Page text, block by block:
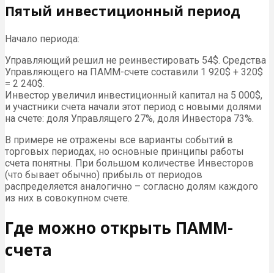
Пятый инвестиционный период
Начало периода:
Управляющий решил не реинвестировать 54$. Средства
Управляющего на ПАММ-счете составили 1 920$ + 320$
= 2 240$.
Инвестор увеличил инвестиционный капитал на 5 000$,
и участники счета начали этот период с новыми долями
на счете: доля Управлящего 27%, доля Инвестора 73%.
В примере не отражены все варианты событий в
торговых периодах, но основные принципы работы
счета понятны. При большом количестве Инвесторов
(что бывает обычно) прибыль от периодов
распределяется аналогично – согласно долям каждого
из них в совокупном счете.
Где можно открыть ПАММ-
счета